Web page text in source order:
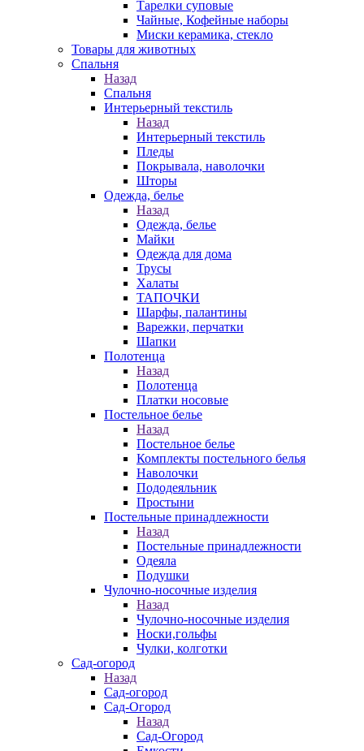
Тарелки суповые
Чайные, Кофейные наборы
Миски керамика, стекло
Товары для животных
Спальня
Назад
Спальня
Интерьерный текстиль
Назад
Интерьерный текстиль
Пледы
Покрывала, наволочки
Шторы
Одежда, белье
Назад
Одежда, белье
Майки
Одежда для дома
Трусы
Халаты
ТАПОЧКИ
Шарфы, палантины
Варежки, перчатки
Шапки
Полотенца
Назад
Полотенца
Платки носовые
Постельное белье
Назад
Постельное белье
Комплекты постельного белья
Наволочки
Пододеяльник
Простыни
Постельные принадлежности
Назад
Постельные принадлежности
Одеяла
Подушки
Чулочно-носочные изделия
Назад
Чулочно-носочные изделия
Носки,гольфы
Чулки, колготки
Сад-огород
Назад
Сад-огород
Сад-Огород
Назад
Сад-Огород